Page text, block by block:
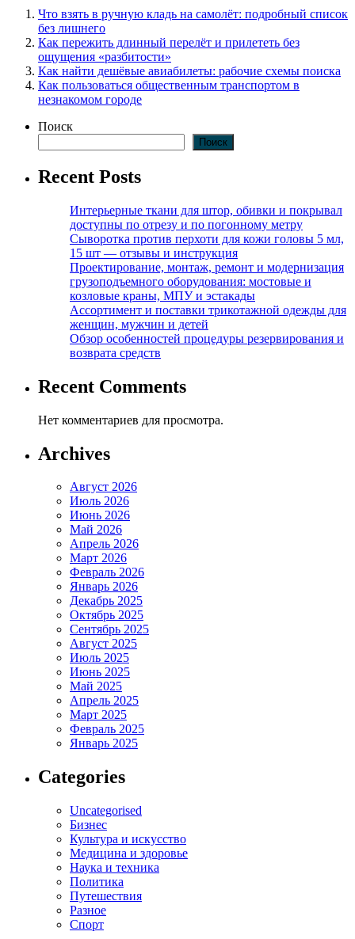
Что взять в ручную кладь на самолёт: подробный список
без лишнего
Как пережить длинный перелёт и прилететь без
ощущения «разбитости»
Как найти дешёвые авиабилеты: рабочие схемы поиска
Как пользоваться общественным транспортом в
незнакомом городе
Поиск
Поиск
Recent Posts
Интерьерные ткани для штор, обивки и покрывал
доступны по отрезу и по погонному метру
Сыворотка против перхоти для кожи головы 5 мл,
15 шт — отзывы и инструкция
Проектирование, монтаж, ремонт и модернизация
грузоподъемного оборудования: мостовые и
козловые краны, МПУ и эстакады
Ассортимент и поставки трикотажной одежды для
женщин, мужчин и детей
Обзор особенностей процедуры резервирования и
возврата средств
Recent Comments
Нет комментариев для просмотра.
Archives
Август 2026
Июль 2026
Июнь 2026
Май 2026
Апрель 2026
Март 2026
Февраль 2026
Январь 2026
Декабрь 2025
Октябрь 2025
Сентябрь 2025
Август 2025
Июль 2025
Июнь 2025
Май 2025
Апрель 2025
Март 2025
Февраль 2025
Январь 2025
Categories
Uncategorised
Бизнес
Культура и искусство
Медицина и здоровье
Наука и техника
Политика
Путешествия
Разное
Спорт